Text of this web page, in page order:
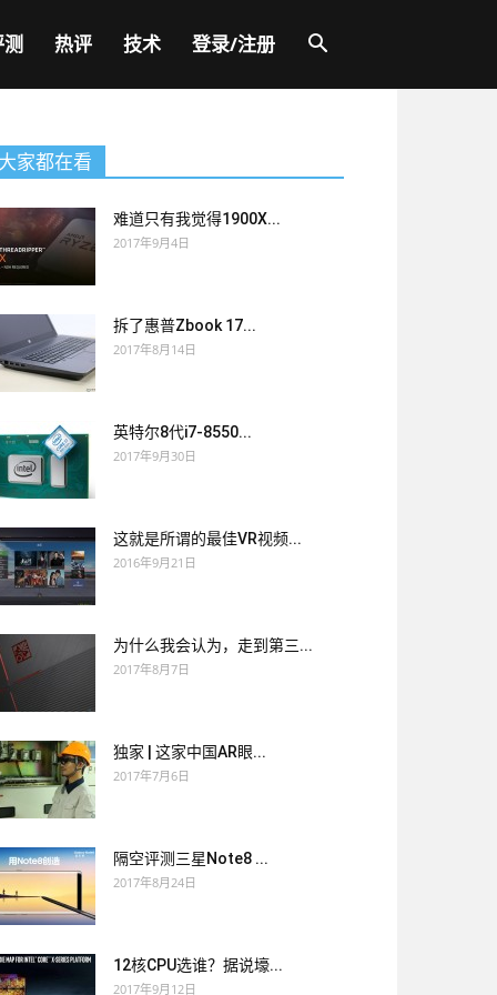
热评 技术 登录/注册
家都在看
难道只有我觉得1900X...
2017年9月4日
拆了惠普Zbook 17...
2017年8月14日
英特尔8代i7-8550...
2017年9月30日
这就是所谓的最佳VR视频...
2016年9月21日
为什么我会认为，走到第三...
2017年8月7日
独家 | 这家中国AR眼...
2017年7月6日
隔空评测三星Note8 ...
2017年8月24日
12核CPU选谁？据说壕...
2017年9月12日